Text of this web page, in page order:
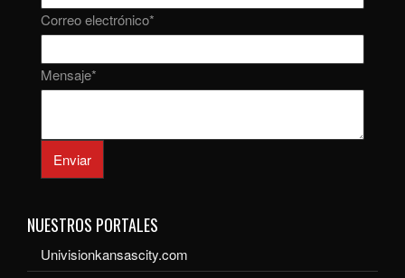
Correo electrónico*
Mensaje*
Enviar
NUESTROS PORTALES
Univisionkansascity.com